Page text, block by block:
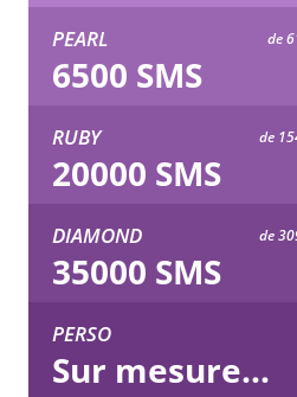
PEARL de
6500 SMS
RUBY de
20000 SMS
DIAMOND de
35000 SMS
PERSO
Sur mesure...